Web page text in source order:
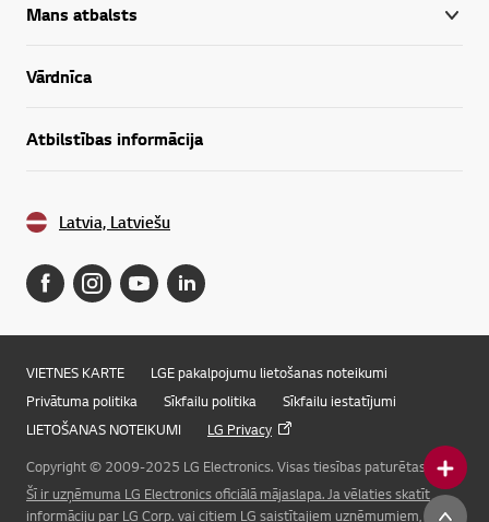
Online Chat
Mans atbalsts
Vārdnīca
Atbilstības informācija
Latvia, Latviešu
VIETNES KARTE
LGE pakalpojumu lietošanas noteikumi
Privātuma politika
Sīkfailu politika
Sīkfailu iestatījumi
LIETOŠANAS NOTEIKUMI
LG Privacy
Copyright © 2009-2025 LG Electronics. Visas tiesības paturētas.
Šī ir uzņēmuma LG Electronics oficiālā mājaslapa. Ja vēlaties skatīt
informāciju par LG Corp. vai citiem LG saistītajiem uzņēmumiem, lūdzu,